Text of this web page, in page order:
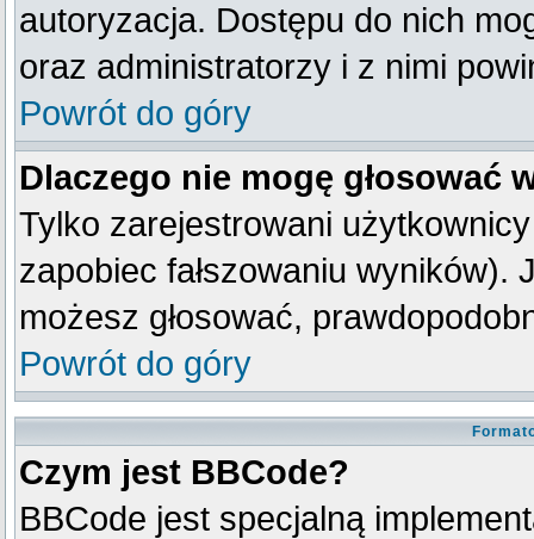
autoryzacja. Dostępu do nich
oraz administratorzy i z nimi
Powrót do góry
Dlaczego nie mogę głosować
Tylko zarejestrowani
zapobiec fałszowaniu wyników).
możesz głosować,
Powrót do góry
Czym jest BBCode?
BBCode jest specjalną